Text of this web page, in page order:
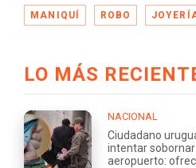
MANIQUÍ ROBO
LO MÁS
NACIONAL
Ciudadano
intentar sobornar
aeropuerto: